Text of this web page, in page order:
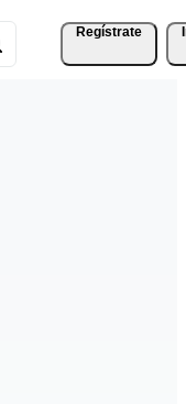
Regístrate